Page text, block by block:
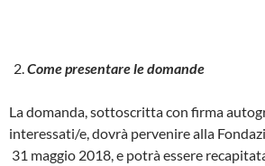
Come presentare le domande
La domanda, sottoscritta con firma
interessati/e, dovrà pervenire alla
31 maggio 2018, e potrà essere